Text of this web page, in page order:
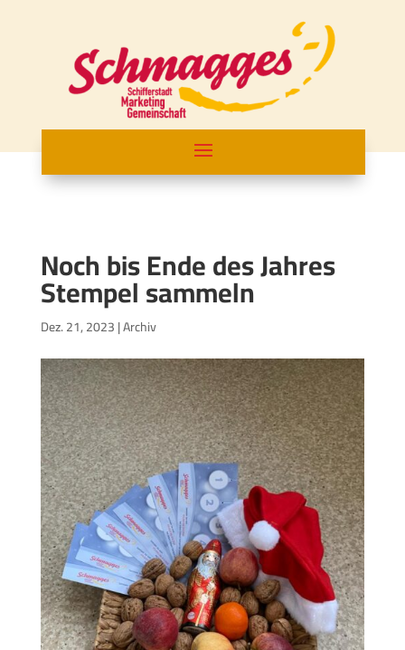
Noch bis Ende des Jahres
Stempel sammeln
Dez. 21, 2023|Archiv